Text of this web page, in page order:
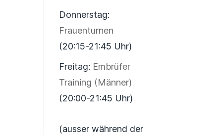
Donnerstag:
Frauenturnen
(20:15-21:45 Uhr)
Freitag: Embrüfer
Training (Männer)
(20:00-21:45 Uhr)
(ausser während der